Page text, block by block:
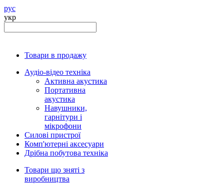
рус
укр
Товари в продажу
Аудіо-відео техніка
Активна акустика
Портативна
акустика
Навушники,
гарнітури і
мікрофони
Силові пристрої
Комп'ютерні аксесуари
Дрібна побутова техніка
Товари що зняті з
виробництва